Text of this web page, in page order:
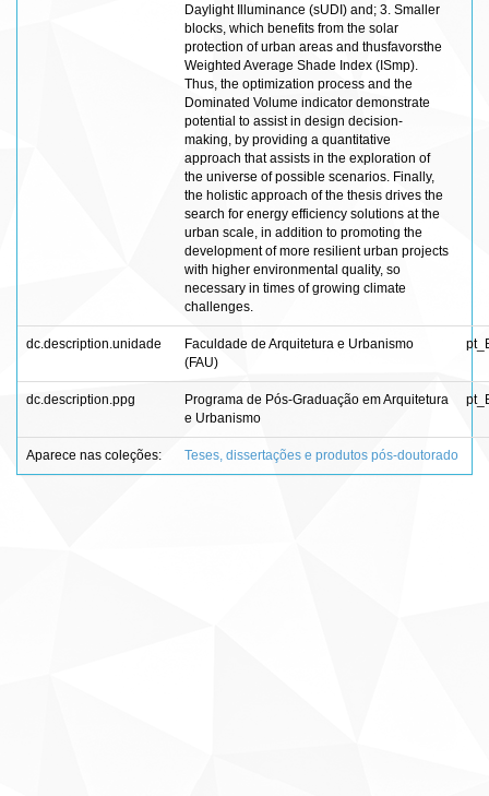
Daylight Illuminance (sUDI) and; 3. Smaller
blocks, which benefits from the solar
protection of urban areas and thusfavorsthe
Weighted Average Shade Index (ISmp).
Thus, the optimization process and the
Dominated Volume indicator demonstrate
potential to assist in design decision-
making, by providing a quantitative
approach that assists in the exploration of
the universe of possible scenarios. Finally,
the holistic approach of the thesis drives the
search for energy efficiency solutions at the
urban scale, in addition to promoting the
development of more resilient urban projects
with higher environmental quality, so
necessary in times of growing climate
challenges.
dc.description.unidade
Faculdade de Arquitetura e Urbanismo
(FAU)
dc.description.ppg
Programa de Pós-Graduação em Arquitetura
e Urbanismo
Aparece nas coleções: Teses, dissertações e produtos pós-doutorado